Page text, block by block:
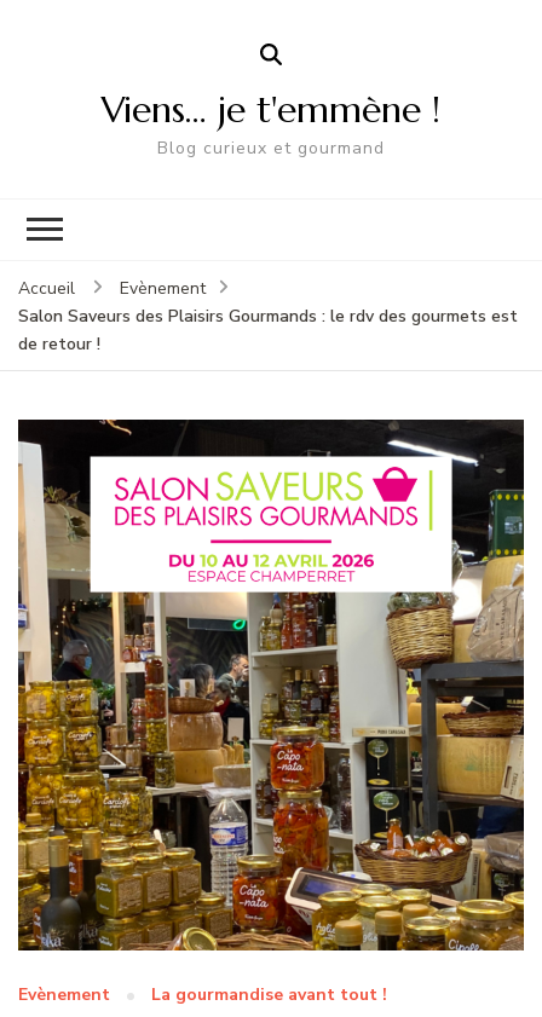
Viens… je t'emmène !
Blog curieux et gourmand
Accueil
Evènement
Salon Saveurs des Plaisirs Gourmands : le rdv des gourmets est
de retour !
Evènement La gourmandise avant tout !